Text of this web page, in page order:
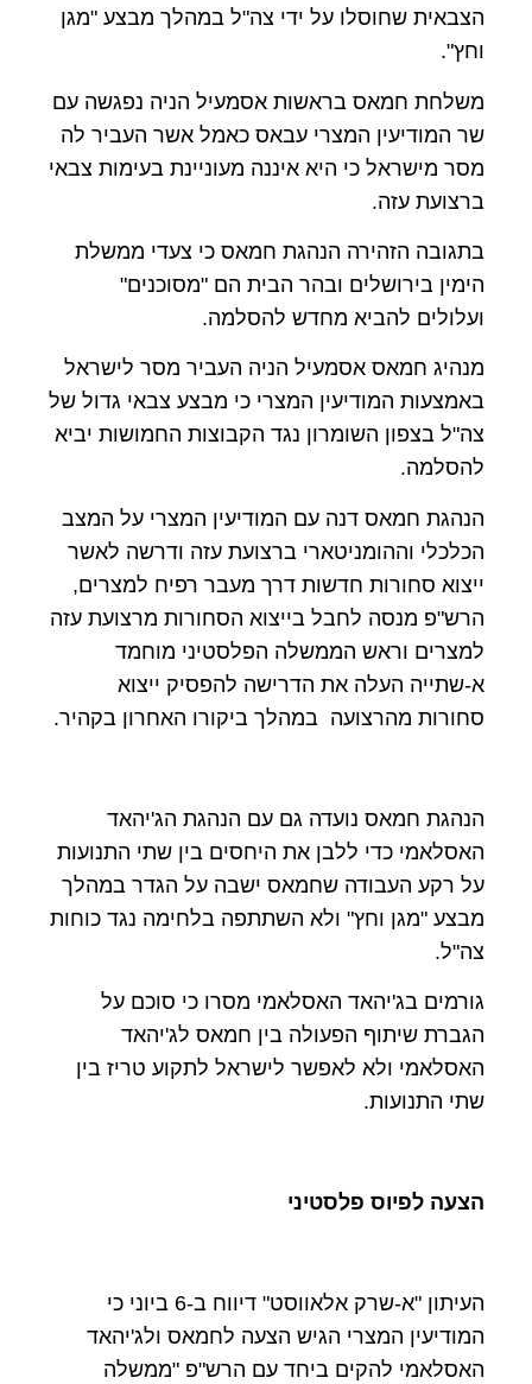
הצבאית שחוסלו על ידי צה"ל במהלך מבצע "מגן
וחץ".
משלחת חמאס בראשות אסמעיל הניה נפגשה עם
שר המודיעין המצרי עבאס כאמל אשר העביר לה
מסר מישראל כי היא איננה מעוניינת בעימות צבאי
ברצועת עזה.
בתגובה הזהירה הנהגת חמאס כי צעדי ממשלת
הימין בירושלים ובהר הבית הם "מסוכנים"
ועלולים להביא מחדש להסלמה.
מנהיג חמאס אסמעיל הניה העביר מסר לישראל
באמצעות המודיעין המצרי כי מבצע צבאי גדול של
צה"ל בצפון השומרון נגד הקבוצות החמושות יביא
להסלמה.
הנהגת חמאס דנה עם המודיעין המצרי על המצב
הכלכלי וההומניטארי ברצועת עזה ודרשה לאשר
ייצוא סחורות חדשות דרך מעבר רפיח למצרים,
הרש"פ מנסה לחבל בייצוא הסחורות מרצועת עזה
למצרים וראש הממשלה הפלסטיני מוחמד
א-שתייה העלה את הדרישה להפסיק ייצוא
סחורות מהרצועה במהלך ביקורו האחרון בקהיר.
הנהגת חמאס נועדה גם עם הנהגת הג'יהאד
האסלאמי כדי ללבן את היחסים בין שתי התנועות
על רקע העבודה שחמאס ישבה על הגדר במהלך
מבצע "מגן וחץ" ולא השתתפה בלחימה נגד כוחות
צה"ל.
גורמים בג'יהאד האסלאמי מסרו כי סוכם על
הגברת שיתוף הפעולה בין חמאס לג'יהאד
האסלאמי ולא לאפשר לישראל לתקוע טריז בין
שתי התנועות.
הצעה לפיוס פלסטיני
העיתון "א-שרק אלאווסט" דיווח ב-6 ביוני כי
המודיעין המצרי הגיש הצעה לחמאס ולג'יהאד
האסלאמי להקים ביחד עם הרש"פ "ממשלה